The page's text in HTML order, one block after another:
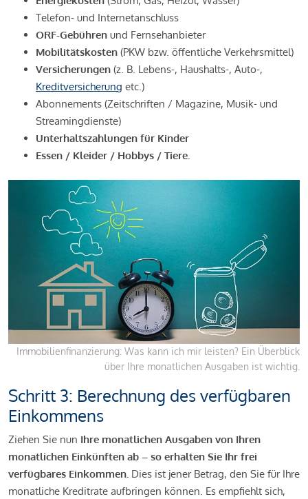
Telefon- und Internetanschluss
ORF-Gebühren und Fernsehanbieter
Mobilitätskosten (PKW bzw. öffentliche Verkehrsmittel)
Versicherungen (z. B. Lebens-, Haushalts-, Auto-,
Kreditversicherung etc.)
Abonnements (Zeitschriften / Magazine, Musik- und
Streamingdienste)
Unterhaltszahlungen für Kinder
Essen / Kleider / Hobbys / Tiere.
Immobilienfinanzierung: Was kann ich mir leisten? Ein Überblick
über Ihre monatlichen Ausgaben ist wichtig.
Schritt 3: Berechnung des verfügbaren
Einkommens
Ziehen Sie nun Ihre monatlichen Ausgaben von Ihren
monatlichen Einkünften ab – so erhalten Sie Ihr frei
verfügbares Einkommen. Dies ist jener Betrag, den Sie für Ihre
monatliche Kreditrate aufbringen können. Es empfiehlt sich,